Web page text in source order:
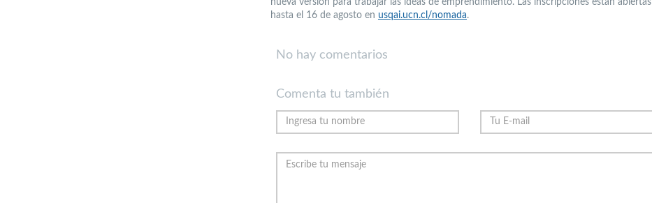
nueva versión para trabajar las ideas de emprendimiento. Las inscripciones están abiertas
hasta el 16 de agosto en usqai.ucn.cl/nomada.
No hay comentarios
Comenta tu también